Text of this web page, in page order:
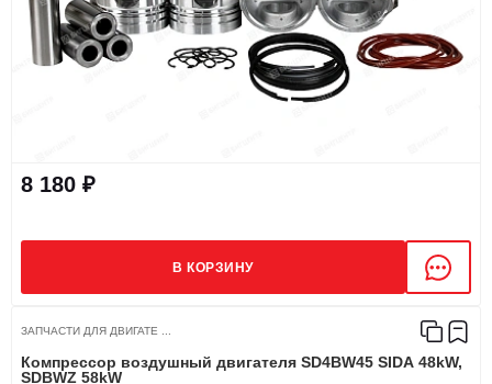
8 180 ₽
В КОРЗИНУ
ЗАПЧАСТИ ДЛЯ ДВИГАТЕ ...
Компрессор воздушный двигателя SD4BW45 SIDA 48kW,
SDBWZ 58kW